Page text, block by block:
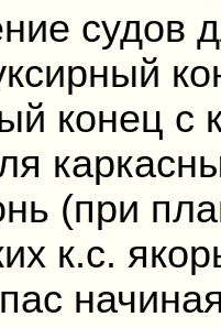
судов
конец с
(при
к.с.